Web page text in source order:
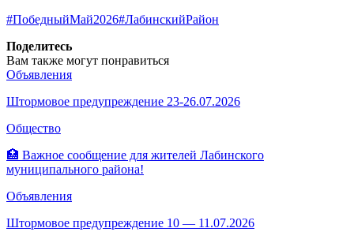
#ПобедныйМай2026#ЛабинскийРайон
Поделитесь
Вам также могут понравиться
Объявления
Штормовое предупреждение 23-26.07.2026
Общество
🏥 Важное сообщение для жителей Лабинского
муниципального района!
Объявления
Штормовое предупреждение 10 — 11.07.2026